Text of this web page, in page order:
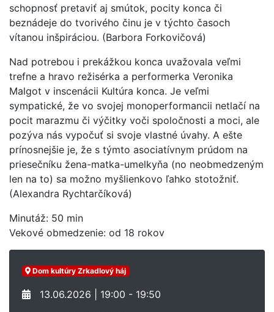
schopnosť pretaviť aj smútok, pocity konca či
beznádeje do tvorivého činu je v týchto časoch
vítanou inšpiráciou. (Barbora Forkovičová)
Nad potrebou i prekážkou konca uvažovala veľmi
trefne a hravo režisérka a performerka Veronika
Malgot v inscenácii Kultúra konca. Je veľmi
sympatické, že vo svojej monoperformancii netlačí na
pocit marazmu či výčitky voči spoločnosti a moci, ale
pozýva nás vypočuť si svoje vlastné úvahy. A ešte
prínosnejšie je, že s týmto asociatívnym prúdom na
priesečníku žena-matka-umelkyňa (no neobmedzeným
len na to) sa možno myšlienkovo ľahko stotožniť.
(Alexandra Rychtarčíková)
Minutáž: 50 min
Vekové obmedzenie: od 18 rokov
Dom kultúry Zrkadlový háj
13.06.2026 | 19:00 - 19:50